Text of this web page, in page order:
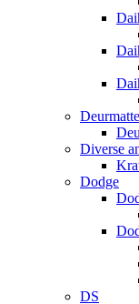
Diverse
Dodge
DS